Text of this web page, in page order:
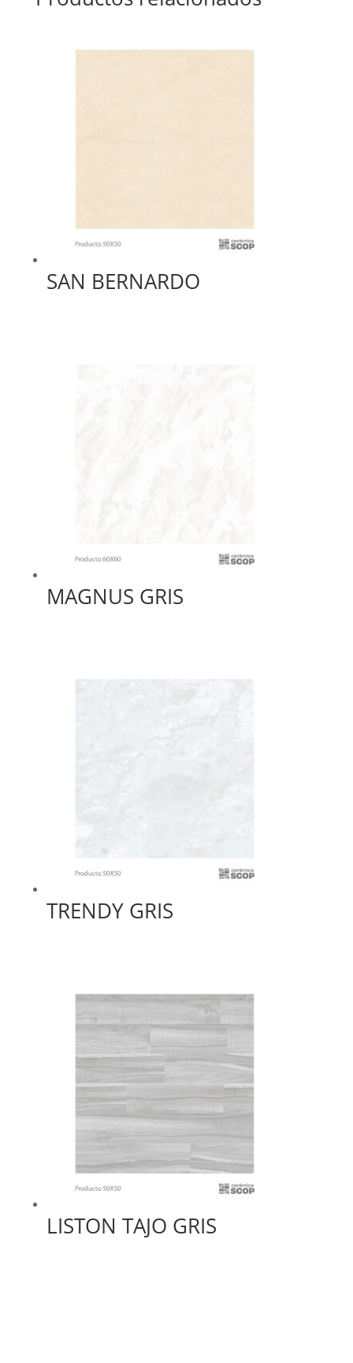
SAN BERNARDO
MAGNUS GRIS
TRENDY GRIS
LISTON TAJO GRIS